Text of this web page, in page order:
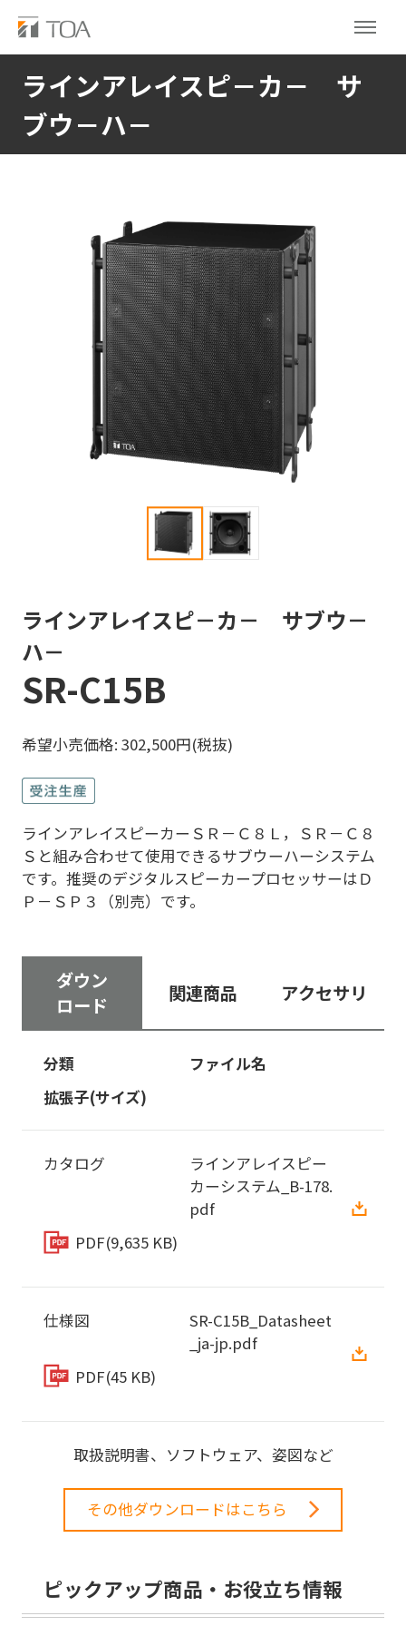
ラインアレイスピ－カ－ サ
ブウ－ハ－
ラインアレイスピ－カ－ サブウ－
ハ－
SR-C15B
希望小売価格: 302,500円(税抜)
ラインアレイスピーカーＳＲ－Ｃ８Ｌ，ＳＲ－Ｃ８
Ｓと組み合わせて使用できるサブウーハーシステム
です。推奨のデジタルスピーカープロセッサーはＤ
Ｐ－ＳＰ３（別売）です。
ダウン
ロード
関連商品 アクセサリ
分類
ファイル名
拡張子(サイズ)
カタログ
ラインアレイスピー
カーシステム_B-178.
pdf
PDF(9,635 KB)
仕様図
SR-C15B_Datasheet
_ja-jp.pdf
PDF(45 KB)
取扱説明書、ソフトウェア、姿図など
その他ダウンロードはこちら
ピックアップ商品・お役立ち情報